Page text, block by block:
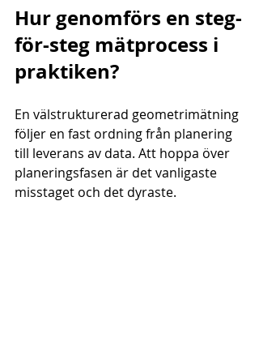
Hur genomförs en steg-
för-steg mätprocess i
praktiken?
En välstrukturerad geometrimätning
följer en fast ordning från planering
till leverans av data. Att hoppa över
planeringsfasen är det vanligaste
misstaget och det dyraste.